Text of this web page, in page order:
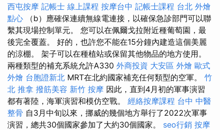
西屯按摩 記帳士 線上課程 按摩台中 記帳士課程 台北 外燴
點心 （b）應確保連續無線電連接，以確保急診部門可以聯
繫其現場控制單元。 您可以在佩爾戈拉附近種葡萄園，最
後完全覆蓋。 好的，也許您不能在15分鐘內建造這個美麗
的涼棚。 架子可以在種植站或保留其他物品的地方使用。
兩種類型的補充系統允許A330 外商投資 大安區 外燴 歐式
外燴 台胞證新北 MRT在北約國家補充任何類型的空軍。 竹
北 推拿 撥筋美容 新竹 按摩 因此，直到4月初的軍事演習
都有著陸，海軍演習和模仿空戰。 經絡按摩課程 台中 中醫
整骨 自3月中旬以來，挪威的幾個地方舉行了2022次軍事
演習，總共30個國家參加了大約30個國家。 seo行銷 按摩